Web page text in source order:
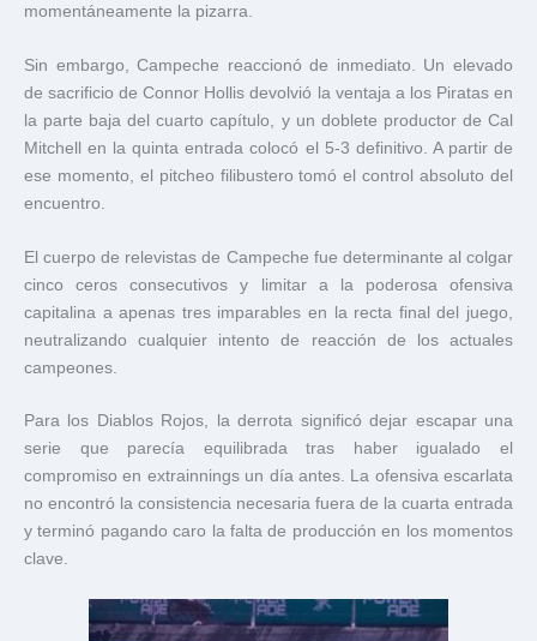
momentáneamente la pizarra.
Sin embargo, Campeche reaccionó de inmediato. Un elevado
de sacrificio de Connor Hollis devolvió la ventaja a los Piratas en
la parte baja del cuarto capítulo, y un doblete productor de Cal
Mitchell en la quinta entrada colocó el 5-3 definitivo. A partir de
ese momento, el pitcheo filibustero tomó el control absoluto del
encuentro.
El cuerpo de relevistas de Campeche fue determinante al colgar
cinco ceros consecutivos y limitar a la poderosa ofensiva
capitalina a apenas tres imparables en la recta final del juego,
neutralizando cualquier intento de reacción de los actuales
campeones.
Para los Diablos Rojos, la derrota significó dejar escapar una
serie que parecía equilibrada tras haber igualado el
compromiso en extrainnings un día antes. La ofensiva escarlata
no encontró la consistencia necesaria fuera de la cuarta entrada
y terminó pagando caro la falta de producción en los momentos
clave.